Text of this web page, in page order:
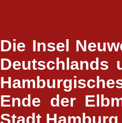
Die Insel
Deutschlands
Ende der
Stadt